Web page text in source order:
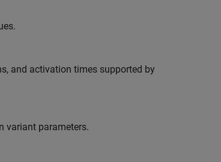
and activation times supported by
variant parameters.